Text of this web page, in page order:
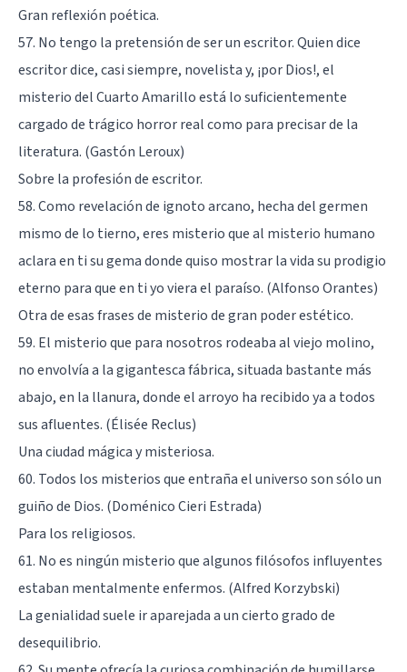
Gran reflexión poética.
57. No tengo la pretensión de ser un escritor. Quien dice
escritor dice, casi siempre, novelista y, ¡por Dios!, el
misterio del Cuarto Amarillo está lo suficientemente
cargado de trágico horror real como para precisar de la
literatura. (Gastón Leroux)
Sobre la profesión de escritor.
58. Como revelación de ignoto arcano, hecha del germen
mismo de lo tierno, eres misterio que al misterio humano
aclara en ti su gema donde quiso mostrar la vida su prodigio
eterno para que en ti yo viera el paraíso. (Alfonso Orantes)
Otra de esas frases de misterio de gran poder estético.
59. El misterio que para nosotros rodeaba al viejo molino,
no envolvía a la gigantesca fábrica, situada bastante más
abajo, en la llanura, donde el arroyo ha recibido ya a todos
sus afluentes. (Élisée Reclus)
Una ciudad mágica y misteriosa.
60. Todos los misterios que entraña el universo son sólo un
guiño de Dios. (Doménico Cieri Estrada)
Para los religiosos.
61. No es ningún misterio que algunos filósofos influyentes
estaban mentalmente enfermos. (Alfred Korzybski)
La genialidad suele ir aparejada a un cierto grado de
desequilibrio.